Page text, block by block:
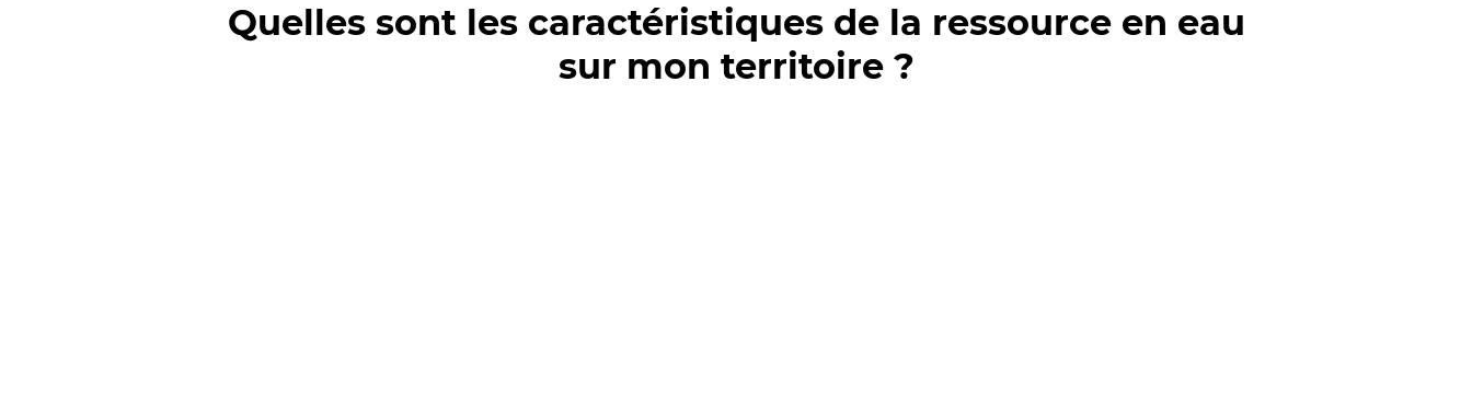
Quelles sont les caractéristiques de la ressource en eau
sur mon territoire ?